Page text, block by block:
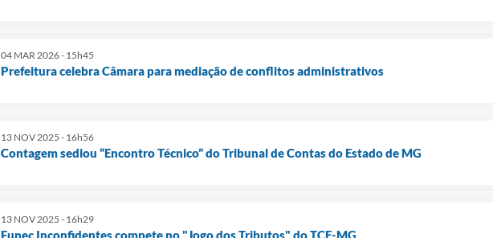
04 MAR 2026 - 15h45
Prefeitura celebra Câmara para mediação de conflitos administrativos
13 NOV 2025 - 16h56
Contagem sediou “Encontro Técnico” do Tribunal de Contas do Estado de MG
13 NOV 2025 - 16h29
Funec Inconfidentes compete no "Jogo dos Tributos" do TCE-MG